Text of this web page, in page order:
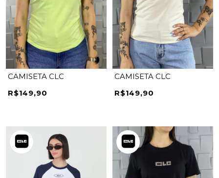
CAMISETA CLC
R$149,90
CAMISETA CLC
R$149,90